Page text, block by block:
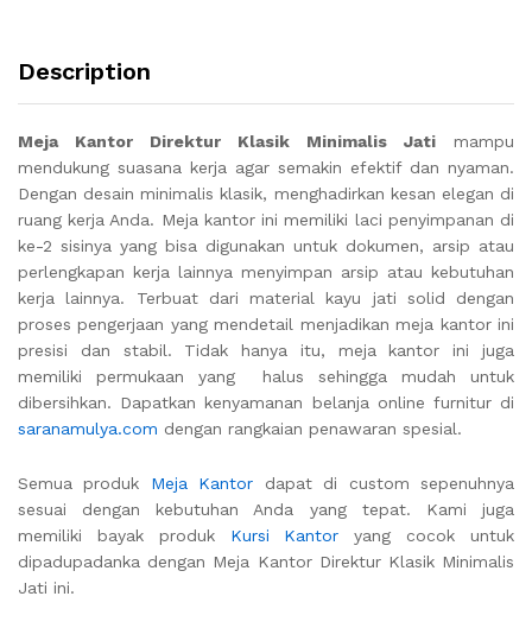
Description
Meja Kantor Direktur Klasik Minimalis Jati mampu
mendukung suasana kerja agar semakin efektif dan nyaman.
Dengan desain minimalis klasik, menghadirkan kesan elegan di
ruang kerja Anda. Meja kantor ini memiliki laci penyimpanan di
ke-2 sisinya yang bisa digunakan untuk dokumen, arsip atau
perlengkapan kerja lainnya menyimpan arsip atau kebutuhan
kerja lainnya. Terbuat dari material kayu jati solid dengan
proses pengerjaan yang mendetail menjadikan meja kantor ini
presisi dan stabil. Tidak hanya itu, meja kantor ini juga
memiliki permukaan yang halus sehingga mudah untuk
dibersihkan. Dapatkan kenyamanan belanja online furnitur di
saranamulya.com dengan rangkaian penawaran spesial.
Semua produk Meja Kantor dapat di custom sepenuhnya
sesuai dengan kebutuhan Anda yang tepat. Kami juga
memiliki bayak produk Kursi Kantor yang cocok untuk
dipadupadanka dengan Meja Kantor Direktur Klasik Minimalis
Jati ini.